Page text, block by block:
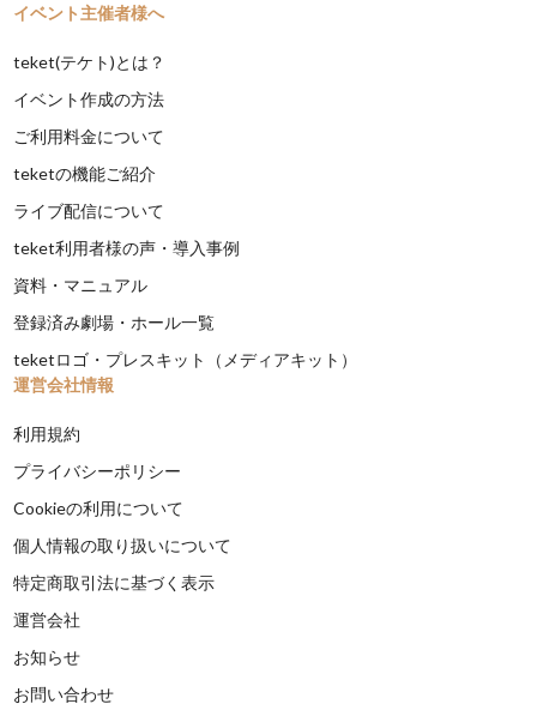
イベント主催者様へ
teket(テケト)とは？
イベント作成の方法
ご利用料金について
teketの機能ご紹介
ライブ配信について
teket利用者様の声・導入事例
資料・マニュアル
登録済み劇場・ホール一覧
teketロゴ・プレスキット（メディアキット）
運営会社情報
利用規約
プライバシーポリシー
Cookieの利用について
個人情報の取り扱いについて
特定商取引法に基づく表示
運営会社
お知らせ
お問い合わせ